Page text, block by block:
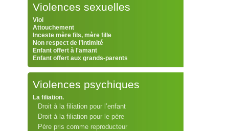
Violences sexuelles
Viol
Attouchement
Inceste mère fils, mère fille
Non respect de l’intimité
Enfant offert à l'amant
Enfant offert aux grands-parents
Violences psychiques
La filiation.
Droit à la filiation pour l’enfant
Droit à la filiation pour le père
Père pris comme reproducteur